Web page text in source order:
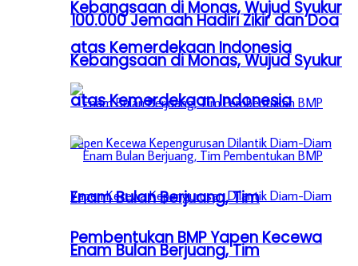
Kebangsaan di Monas, Wujud Syukur
atas Kemerdekaan Indonesia
Enam Bulan Berjuang, Tim
Pembentukan BMP Yapen Kecewa
100.000 Jemaah Hadiri Zikir dan Doa
Kebangsaan di Monas, Wujud Syukur
atas Kemerdekaan Indonesia
Enam Bulan Berjuang, Tim